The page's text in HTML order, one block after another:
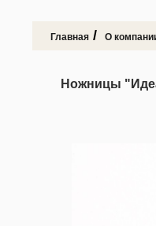
Главная / О
Ножницы